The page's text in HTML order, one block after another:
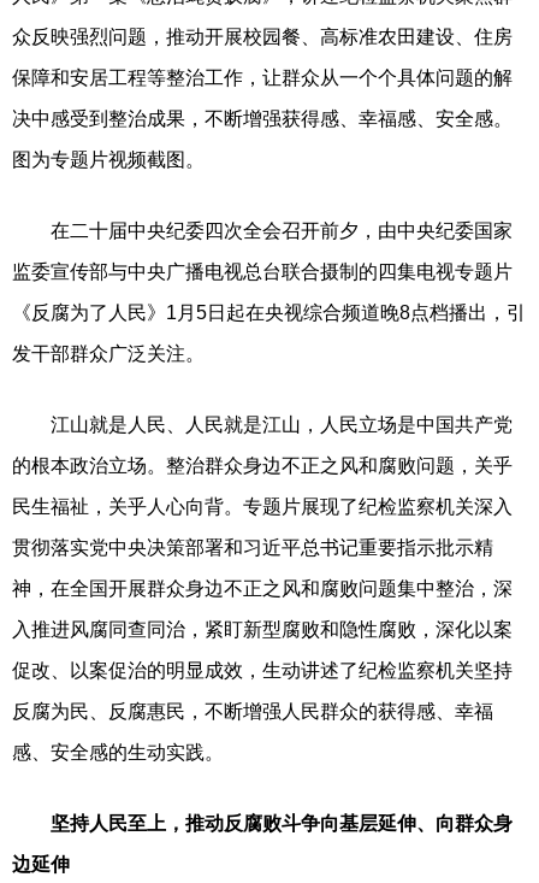
众反映强烈问题，推动开展校园餐、高标准农田建设、住房
保障和安居工程等整治工作，让群众从一个个具体问题的解
决中感受到整治成果，不断增强获得感、幸福感、安全感。
图为专题片视频截图。
在二十届中央纪委四次全会召开前夕，由中央纪委国家
监委宣传部与中央广播电视总台联合摄制的四集电视专题片
《反腐为了人民》1月5日起在央视综合频道晚8点档播出，引
发干部群众广泛关注。
江山就是人民、人民就是江山，人民立场是中国共产党
的根本政治立场。整治群众身边不正之风和腐败问题，关乎
民生福祉，关乎人心向背。专题片展现了纪检监察机关深入
贯彻落实党中央决策部署和习近平总书记重要指示批示精
神，在全国开展群众身边不正之风和腐败问题集中整治，深
入推进风腐同查同治，紧盯新型腐败和隐性腐败，深化以案
促改、以案促治的明显成效，生动讲述了纪检监察机关坚持
反腐为民、反腐惠民，不断增强人民群众的获得感、幸福
感、安全感的生动实践。
坚持人民至上，推动反腐败斗争向基层延伸、向群众身
边延伸